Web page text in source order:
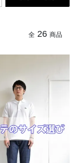
全 26 商品